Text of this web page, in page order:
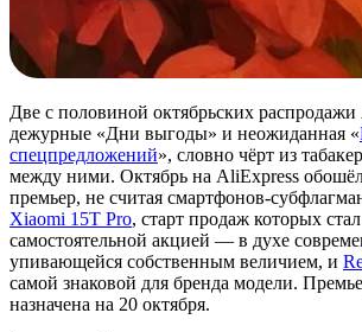
Две с половиной октябрьских
дежурные «Дни выгоды» и неожиданная «
спецпредложений», словно чёрт из
между ними. Октябрь на AliExpress
премьер, не считая смартфонов-
Xiaomi 15T Pro, старт продаж которых
самостоятельной акцией — в духе
упивающейся собственным величием, и
самой знаковой для бренда модели.
назначена на 20 октября.